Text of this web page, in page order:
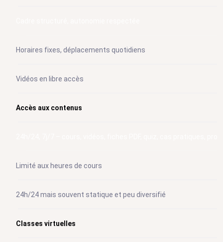
Horaires fixes, déplacements quotidiens
Vidéos en libre accès
Accès aux contenus
Limité aux heures de cours
24h/24 mais souvent statique et peu diversifié
Classes virtuelles